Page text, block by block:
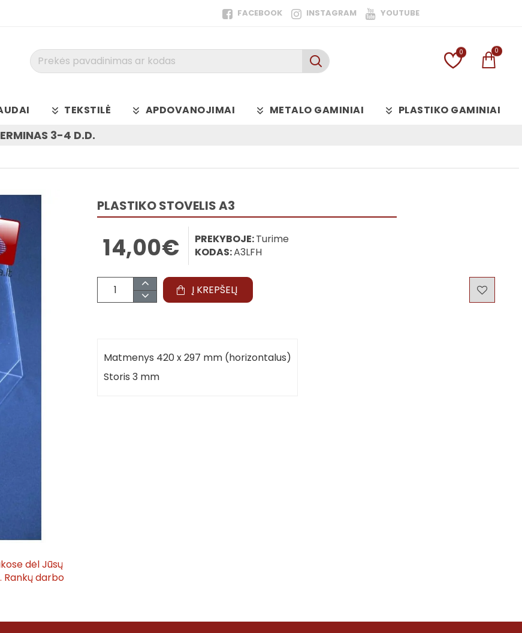
FACEBOOK INSTAGRAM YOUTUBE
Prekės
kodas
0 0
TEKSTILĖ APDOVANOJIMAI METALO GAMINIAI PLASTIKO GAMINIAI
3-4 D.D.
dėl Jūsų
darbo
PLASTIKO STOVELIS A3
14,00€ PREKYBOJE:Turime
KODAS:A3LFH
Į KREPŠELĮ
Matmenys 420 x 297 mm (horizontalus)
Storis 3 mm